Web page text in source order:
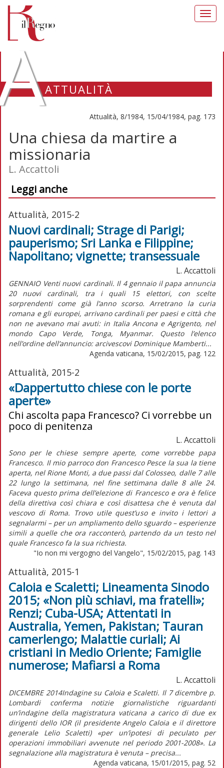
ATTUALITÀ
Attualità, 8/1984, 15/04/1984, pag. 173
Una chiesa da martire a
missionaria
L. Accattoli
Leggi anche
Attualità, 2015-2
Nuovi cardinali; Strage di Parigi;
pauperismo; Sri Lanka e Filippine;
Napolitano; vignette; transessuale
L. Accattoli
GENNAIO Venti nuovi cardinali. Il 4 gennaio il papa annuncia
20 nuovi cardinali, tra i quali 15 elettori, con scelte
sorprendenti come già l’anno scorso. Arretrano la curia
romana e gli europei, arrivano cardinali per paesi e città che
non ne avevano mai avuti: in Italia Ancona e Agrigento, nel
mondo Capo Verde, Tonga, Myanmar. Questo l’elenco
nell’ordine dell’annuncio: arcivescovi Dominique Mamberti...
Agenda vaticana, 15/02/2015, pag. 122
Attualità, 2015-2
«Dappertutto chiese con le porte
aperte»
Chi ascolta papa Francesco? Ci vorrebbe un
poco di penitenza
L. Accattoli
Sono per le chiese sempre aperte, come vorrebbe papa
Francesco. Il mio parroco don Francesco Pesce la sua la tiene
aperta, nel Rione Monti, a due passi dal Colosseo, dalle 7 alle
22 lungo la settimana, nel fine settimana dalle 8 alle 24.
Faceva questo prima dell’elezione di Francesco e ora è felice
della direttiva così chiara e così disattesa che è venuta dal
vescovo di Roma. Trovo utile quest’uso e invito i lettori a
segnalarmi – per un ampliamento dello sguardo – esperienze
simili a quelle che ora racconterò, partendo da un testo nel
quale Francesco fa la sua richiesta.
"Io non mi vergogno del Vangelo", 15/02/2015, pag. 143
Attualità, 2015-1
Caloia e Scaletti; Lineamenta Sinodo
2015; «Non più schiavi, ma fratelli»;
Renzi; Cuba-USA; Attentati in
Australia, Yemen, Pakistan; Tauran
camerlengo; Malattie curiali; Ai
cristiani in Medio Oriente; Famiglie
numerose; Mafiarsi a Roma
L. Accattoli
DICEMBRE 2014Indagine su Caloia e Scaletti. Il 7 dicembre p.
Lombardi conferma notizie giornalistiche riguardanti
un’indagine della magistratura vaticana a carico di due ex
dirigenti dello IOR (il presidente Angelo Caloia e il direttore
generale Lelio Scaletti) «per un’ipotesi di peculato per
operazioni immobiliari avvenute nel periodo 2001-2008». La
segnalazione alla magistratura è venuta – precisa...
Agenda vaticana, 15/01/2015, pag. 52